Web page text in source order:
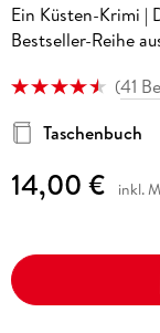
Ein Küsten-Krimi |
Bestseller-Reihe
(41
Taschenbuch
14,00 € inkl.